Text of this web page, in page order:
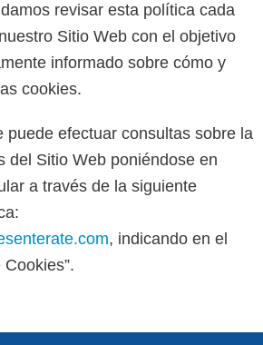
revisar esta política cada
Sitio Web con el objetivo
informado sobre cómo y
cookies.
puede efectuar consultas sobre la
del Sitio Web poniéndose en
a través de la siguiente
, indicando en el